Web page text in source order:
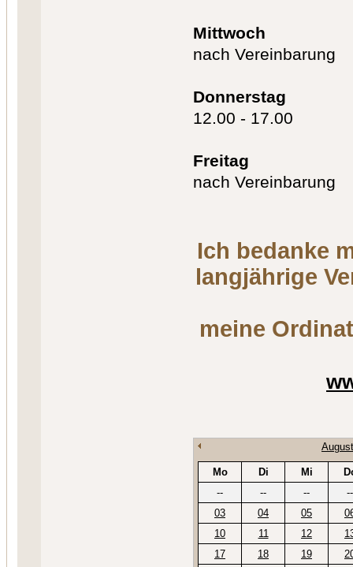
Mittwoch
nach Vereinbarung
Donnerstag
12.00 - 17.00
Freitag
nach Vereinbarung
Ich bedanke
langjährige
meine
Mo Di Mi
--
-- --
--
03
04 05
10
11 12
17
18 19